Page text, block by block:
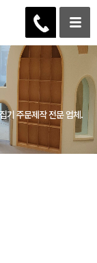
기 주문제작 전문 업체.